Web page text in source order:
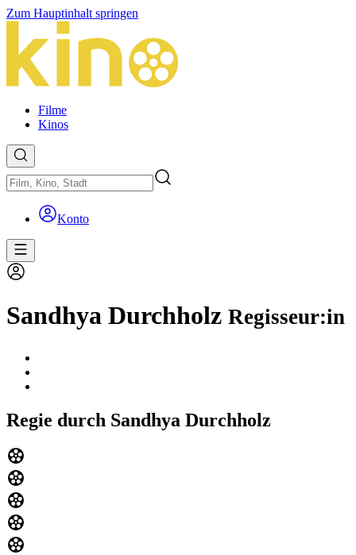
Zum Hauptinhalt springen
Filme
Kinos
Konto
Sandhya Durchholz Regisseur:in
Regie durch Sandhya Durchholz